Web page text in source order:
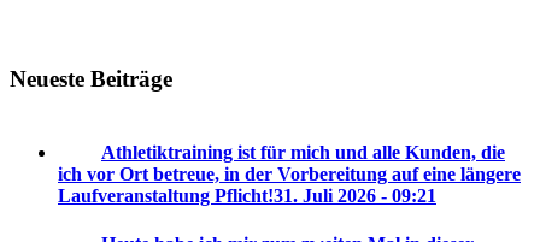
Neueste Beiträge
Athletiktraining ist für mich und alle Kunden, die
ich vor Ort betreue, in der Vorbereitung auf eine längere
Laufveranstaltung Pflicht!31. Juli 2026 - 09:21